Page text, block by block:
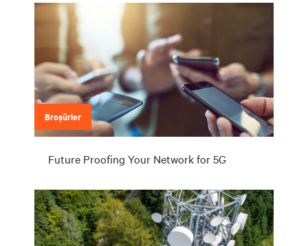
Broşürler
Future Proofing Your Network for 5G